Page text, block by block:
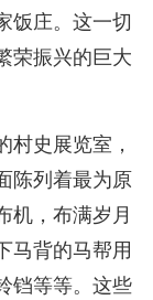
饭庄。这一切
荣振兴的巨大
村史展览室，
陈列着最为原
机，布满岁月
马背的马帮用
铛等等。这些